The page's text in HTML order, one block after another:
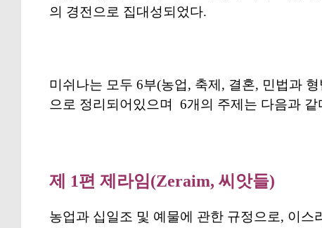
의 경전으로 집대성되었다.
미쉬나는 모두 6부(농업, 축제, 결혼, 민법과
으로 정리되어있으며 6개의 주제는 다음과 같
제 1편 제라임(Zeraim, 씨앗들)
농업과 십일조 및 예물에 관한 규정으로, 이스